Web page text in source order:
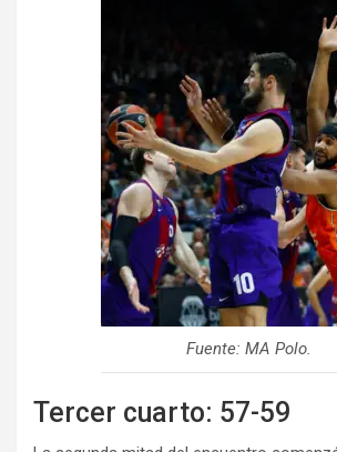
Fuente: MA Polo.
Tercer cuarto: 57-59